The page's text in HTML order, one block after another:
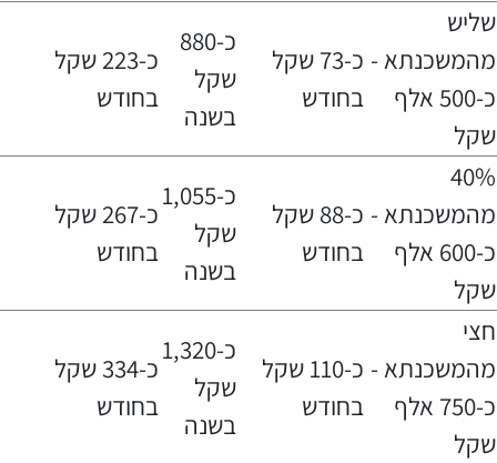
שליש
מהמשכנתא -
כ-500 אלף
שקל
כ-73 שקל
בחודש
כ-880
שקל
בשנה
כ-223 שקל
בחודש
40%
מהמשכנתא -
כ-600 אלף
שקל
כ-88 שקל
בחודש
כ-1,055
שקל
בשנה
כ-267 שקל
בחודש
חצי
מהמשכנתא -
כ-750 אלף
שקל
כ-110 שקל
בחודש
כ-1,320
שקל
בשנה
כ-334 שקל
בחודש